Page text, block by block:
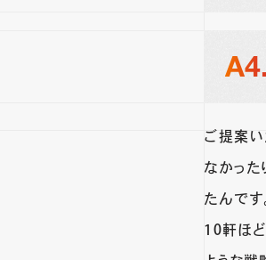
ご提案
なかった
たんです
10軒ほ